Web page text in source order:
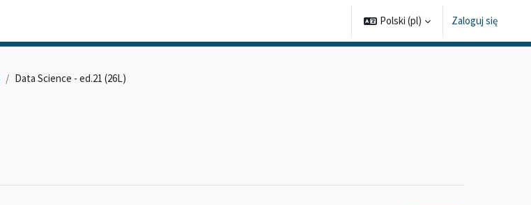
Polski ‎(pl)‎ Zaloguj się
Data Science - ed.21 (26L)